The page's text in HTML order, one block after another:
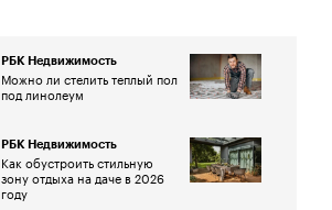
РБК Недвижимость
Можно ли стелить теплый пол
под линолеум
РБК Недвижимость
Как обустроить стильную
зону отдыха на даче в 2026
году